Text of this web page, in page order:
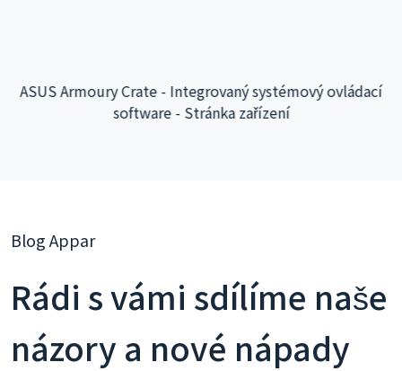
ASUS Armoury Crate - Integrovaný systémový ovládací
software - Stránka zařízení
Blog Appar
Rádi s vámi sdílíme naše
názory a nové nápady